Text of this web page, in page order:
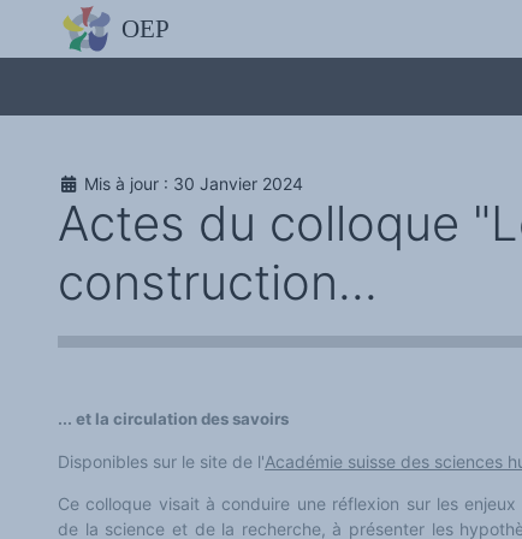
Agir avec l'OEP
Contacter l'OEP
Proposer une action
Demander un stage
LES ACTIONS
Colloques de ou avec l'OEP
Les éditos de l'OEP
Les séminaires en partenariat
Une cagnotte pour installer le plurilinguisme à l'université
PÔLE RECHERCHE
Colloques et séminaires
Appels à communication ou projet
Actes du colloque
construction...
Mis à jour : 30 Janvier 2024
... et la circulation des savoirs
Disponibles sur le site de l'Académie suisse des sciences
Ce colloque visait à conduire une réflexion sur les
de la science et de la recherche, à présenter les